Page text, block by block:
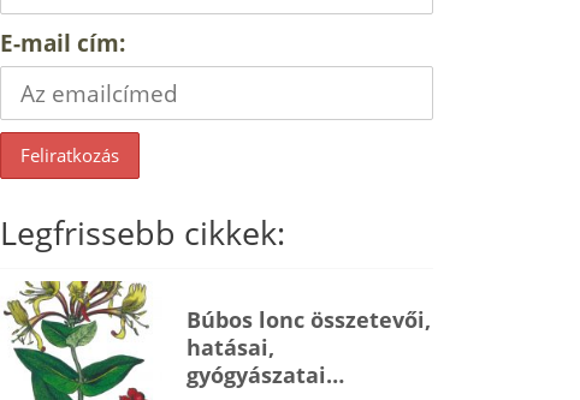
E-mail cím:
Legfrissebb cikkek:
Búbos lonc összetevői,
hatásai,
gyógyászatai…